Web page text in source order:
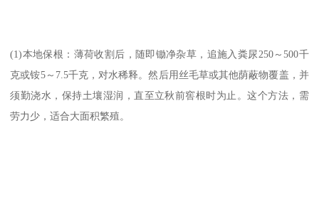
(1)本地保根：薄荷收割后，随即锄净杂草，追施入粪尿250～500千
克或铵5～7.5千克，对水稀释。然后用丝毛草或其他荫蔽物覆盖，并
须勤浇水，保持土壤湿润，直至立秋前窖根时为止。这个方法，需
劳力少，适合大面积繁殖。